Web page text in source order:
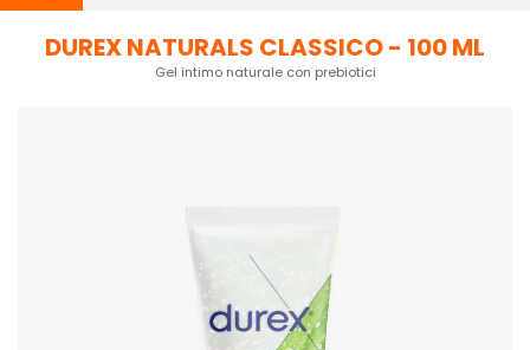
DUREX NATURALS CLASSICO - 100 ML
Gel intimo naturale con prebiotici